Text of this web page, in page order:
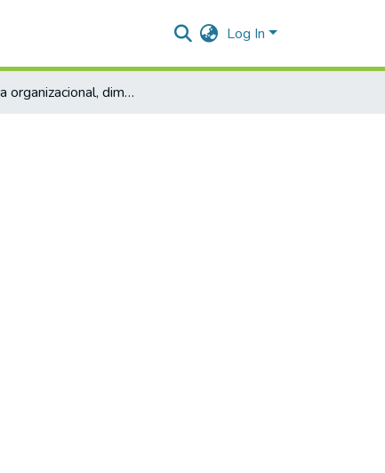
Log In
Cultura organizacional, dimensiones e importancia